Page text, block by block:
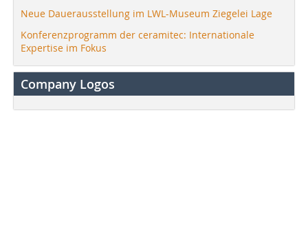
Neue Dauerausstellung im LWL-Museum Ziegelei Lage
Konferenzprogramm der ceramitec: Internationale
Expertise im Fokus
Company Logos